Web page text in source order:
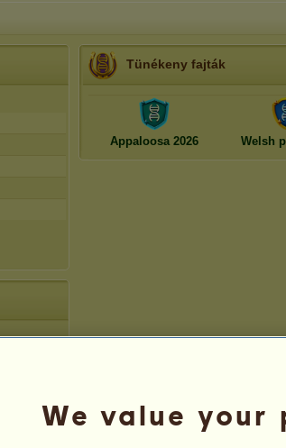
Tünékeny fajták
Appaloosa 2026 Welsh
We value your